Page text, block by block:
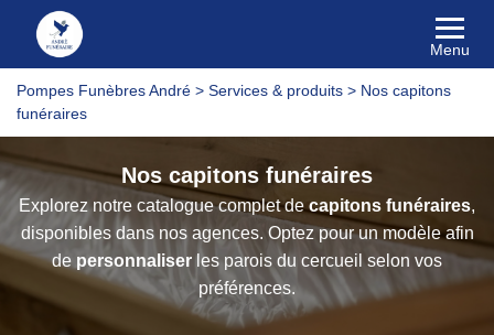
Menu
Pompes Funèbres André > Services & produits > Nos capitons
funéraires
Nos capitons funéraires
Explorez notre catalogue complet decapitons funéraires,
disponibles dans nos agences. Optez pour un modèle afin
de personnaliser les parois du cercueil selon vos
préférences.